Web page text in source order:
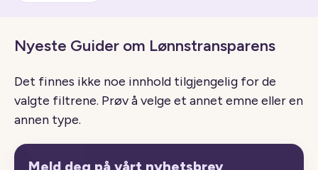
Nyeste Guider om Lønnstransparens
Det finnes ikke noe innhold tilgjengelig for de
valgte filtrene. Prøv å velge et annet emne eller en
annen type.
Meld deg på vårt nyhetsbrev